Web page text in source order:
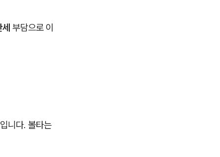
세 부담으로 이
니다. 볼타는